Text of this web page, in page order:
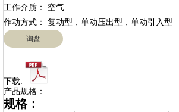
工作介质： 空气
询盘
下载:
产品规格：
规格：